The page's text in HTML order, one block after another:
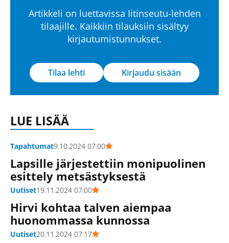
Artikkeli on luettavissa Iitinseutu-lehden
tilaajille. Kaikkiin tilauksiin sisältyy
kirjautumistunnukset.
Tilaa lehti Kirjaudu sisään
LUE LISÄÄ
Tapahtumat9.10.2024 07:00
Lapsille järjestettiin monipuolinen
esittely metsästyksestä
Uutiset19.11.2024 07:00
Hirvi kohtaa talven aiempaa
huonommassa kunnossa
Uutiset20.11.2024 07:17